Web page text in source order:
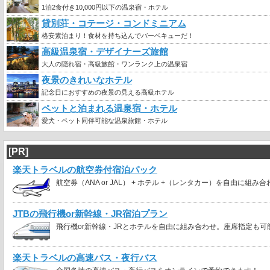
1泊2食付き10,000円以下の温泉宿・ホテル
貸別荘・コテージ・コンドミニアム
格安素泊まり！食材を持ち込んでバーベキューだ！
高級温泉宿・デザイナーズ旅館
大人の隠れ宿・高級旅館・ワンランク上の温泉宿
夜景のきれいなホテル
記念日におすすめの夜景の見える高級ホテル
ペットと泊まれる温泉宿・ホテル
愛犬・ペット同伴可能な温泉旅館・ホテル
[PR]
楽天トラベルの航空券付宿泊パック
航空券（ANA or JAL） + ホテル +（レンタカー）を自由に組み合
JTBの飛行機or新幹線・JR宿泊プラン
飛行機or新幹線・JRとホテルを自由に組み合わせ。座席指定も可
楽天トラベルの高速バス・夜行バス